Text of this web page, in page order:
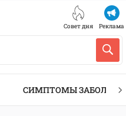
Совет дня Реклама
СИМПТОМЫ